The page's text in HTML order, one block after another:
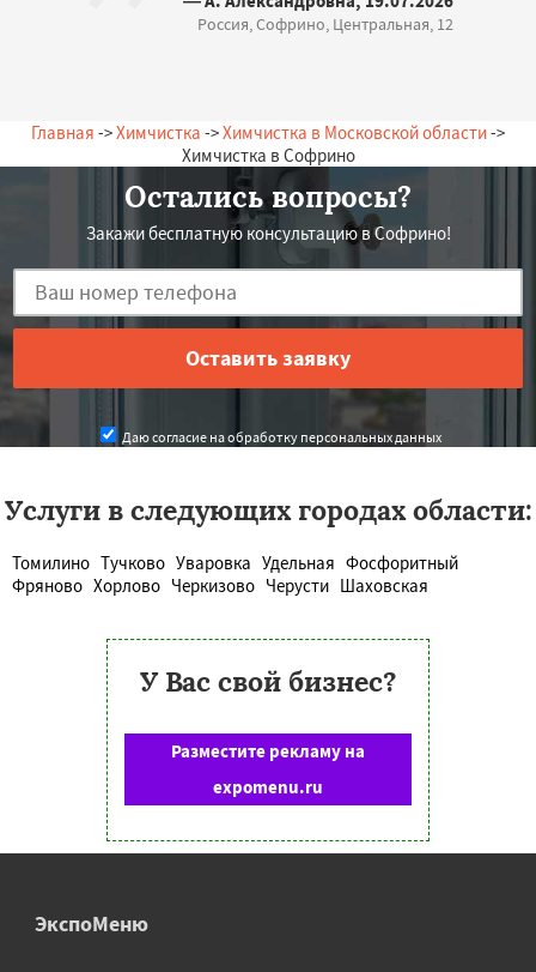
Россия, Софрино, Центральная, 12
Главная ->Химчистка ->Химчистка в Московской области->
Химчистка в Софрино
Остались вопросы?
Закажи бесплатную консультацию в Софрино!
Даю согласие на обработку персональных данных
Услуги в следующих городах области:
Томилино Тучково Уваровка Удельная Фосфоритный
Фряново Хорлово Черкизово Черусти Шаховская
У Вас свой бизнес?
Разместите рекламу на
expomenu.ru
ЭкспоМеню